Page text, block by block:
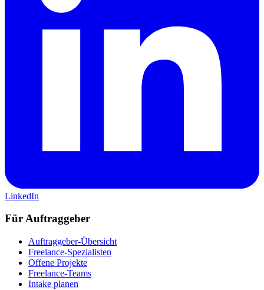
LinkedIn
Für Auftraggeber
Auftraggeber-Übersicht
Freelance-Spezialisten
Offene Projekte
Freelance-Teams
Intake planen